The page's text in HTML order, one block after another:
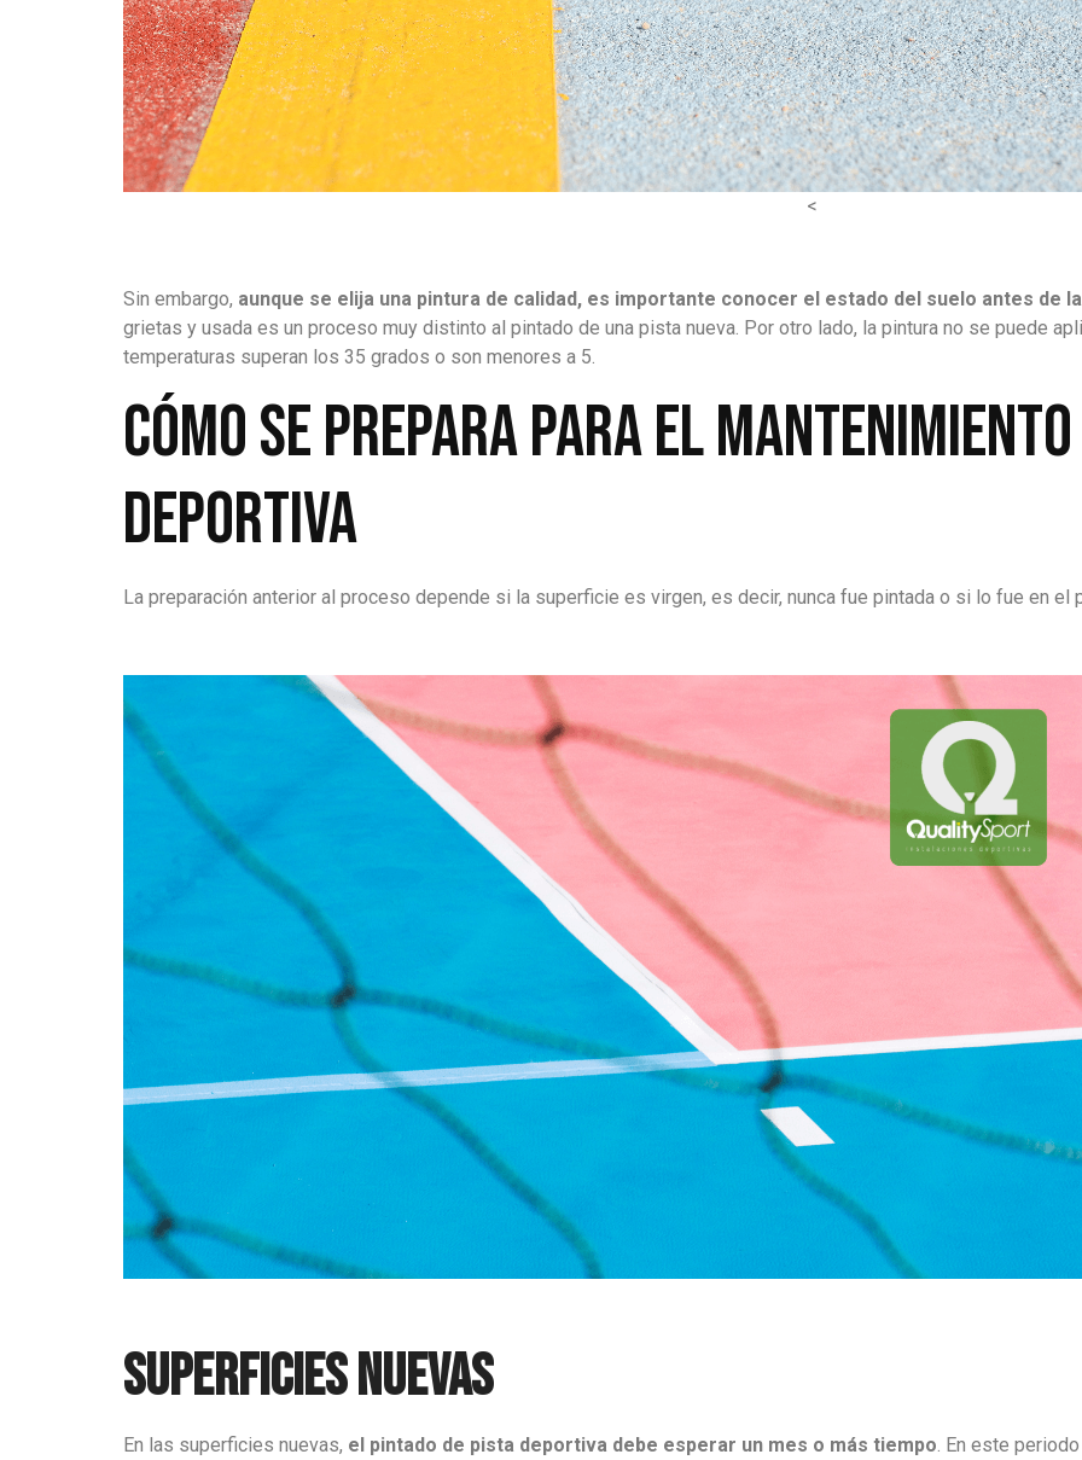
<
Sin embargo, aunque se elija una pintura de calidad, es importante conocer el estado del suelo antes de
grietas y usada es un proceso muy distinto al pintado de una pista nueva. Por otro lado, la pintura no se puede
temperaturas superan los 35 grados o son menores a 5.
Cómo se prepara para el
deportiva
La preparación anterior al proceso depende si la superficie es virgen, es decir, nunca fue pintada o si lo fue en el
Superficies nuevas
En las superficies nuevas, el pintado de pista deportiva debe esperar un mes o más tiempo. En este